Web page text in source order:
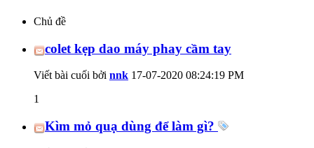
Chủ đề
colet kẹp dao máy phay cầm tay
Viết bài cuối bởi nnk 17-07-2020 08:24:19 PM
1
Kìm mỏ quạ dùng để làm gì?